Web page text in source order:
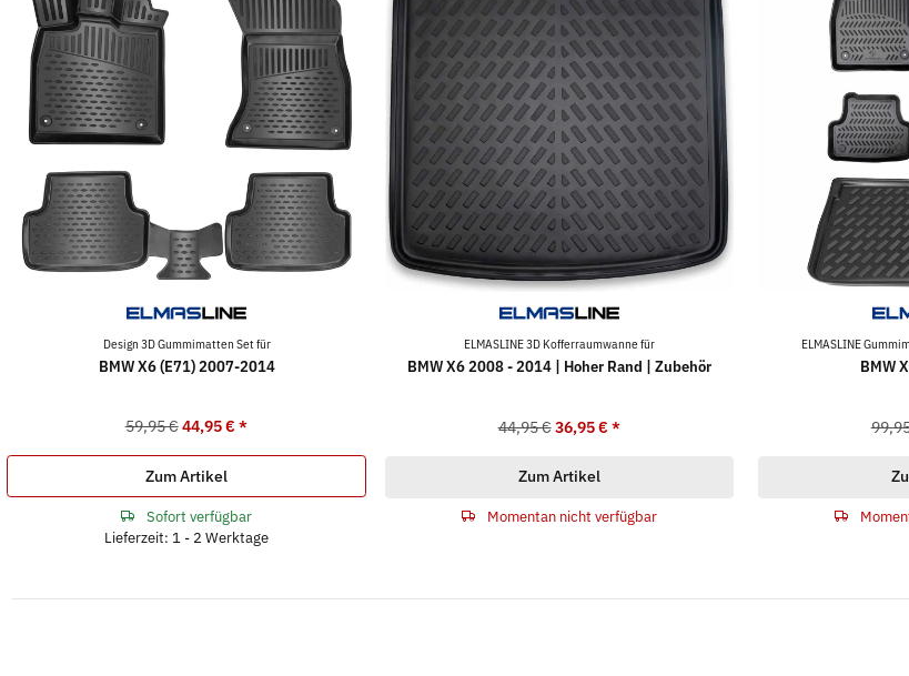
Design 3D Gummimatten Set für
BMW X6 (E71) 2007-2014
59,95 € 44,95 €*
Zum Artikel
Sofort verfügbar
Lieferzeit: 1 - 2 Werktage
ELMASLINE 3D Kofferraumwanne für
BMW X6 2008 - 2014 | Hoher Rand | Zubehör
44,95 € 36,95 €*
Zum Artikel
Momentan nicht verfügbar
ELMASLINE
BMW